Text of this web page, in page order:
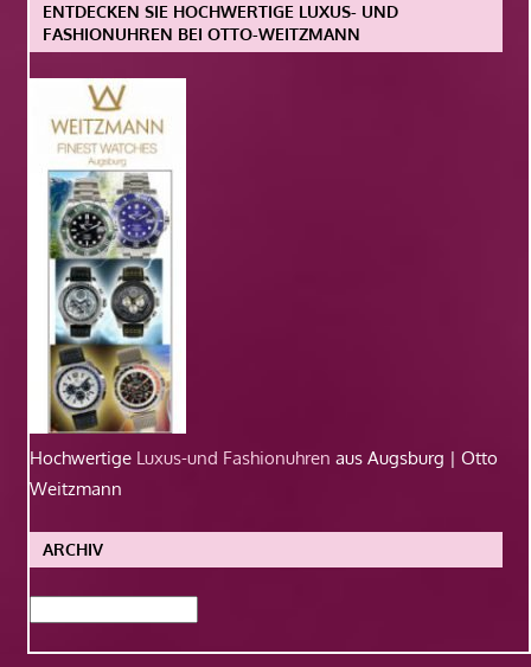
ENTDECKEN SIE HOCHWERTIGE LUXUS- UND
FASHIONUHREN BEI OTTO-WEITZMANN
Hochwertige Luxus-und Fashionuhren aus Augsburg | Otto
Weitzmann
ARCHIV